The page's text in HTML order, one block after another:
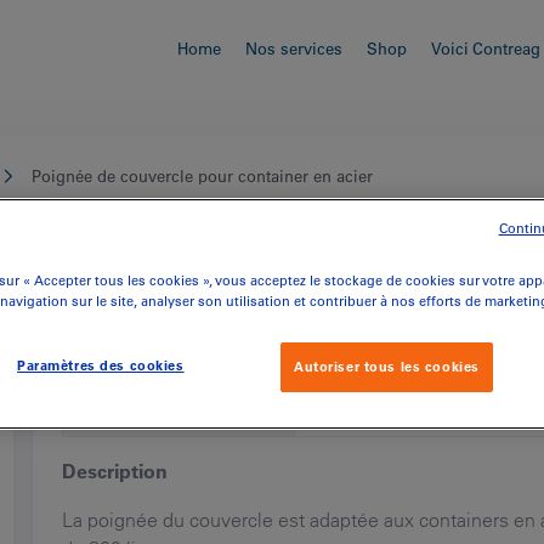
Home Nos services Shop Voici Contreag
Poignée de couvercle pour container en acier
Poignée de couvercle pour
container en acier
Description
La poignée du couvercle est adaptée aux containers en
« Accepter tous les cookies », vous acceptez le stockage de cookies sur votre
sur le site, analyser son utilisation et contribuer à nos efforts de
Autoriser tous les cookies
Paramètres des cookies